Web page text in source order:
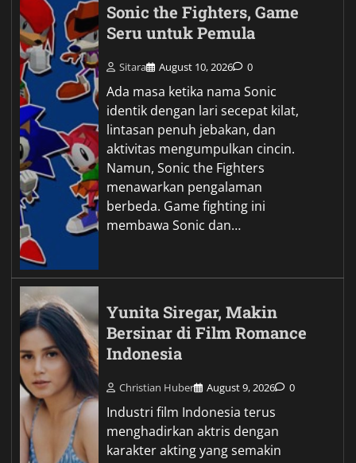
Sonic the Fighters, Game
Seru untuk Pemula
Sitara August 10, 2026 0
Ada masa ketika nama Sonic
identik dengan lari secepat kilat,
lintasan penuh jebakan, dan
aktivitas mengumpulkan cincin.
Namun, Sonic the Fighters
menawarkan pengalaman
berbeda. Game fighting ini
membawa Sonic dan…
Yunita Siregar, Makin
Bersinar di Film Romance
Indonesia
Christian Huber August 9, 2026 0
Industri film Indonesia terus
menghadirkan aktris dengan
karakter akting yang semakin